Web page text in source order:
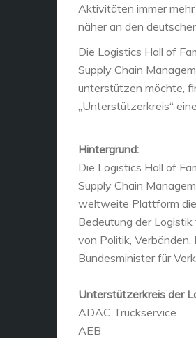
Aktivitäten immer
näher an den
Die Logistics Hall of
Supply Chain
unterstützen möchte,
„Unterstützerkreis“
Hintergrund:
Die Logistics Hall of
Supply Chain
weltweite Plattform die
Bedeutung der
von Politik,
Bundesminister für
Unterstützerkreis der
ADAC Truckservice
AEB